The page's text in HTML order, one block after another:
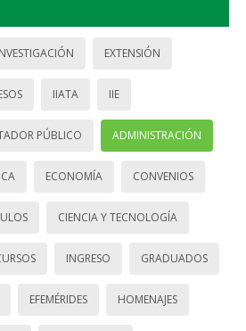
EXTENSIÓN
IIATA IIE
PÚBLICO ADMINISTRACIÓN
ECONOMÍA CONVENIOS
CIENCIA Y TECNOLOGÍA
INGRESO GRADUADOS
EFEMÉRIDES HOMENAJES